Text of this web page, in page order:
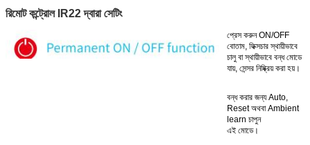
রিমোট কন্ট্রোল IR22 দ্বারা সেটিং
প্রেস করুন ON/OFF
বোতাম, ফিক্সচার স্থায়ীভাবে
চালু বা স্থায়ীভাবে বন্ধ মোডে
যায়, সেন্সর নিষ্ক্রিয় করা হয়।
বন্ধ করার জন্য Auto,
Reset অথবা Ambient
learn চাপুন
এই মোডে।